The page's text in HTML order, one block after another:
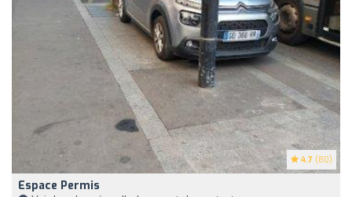
4.7 (80)
Espace Permis